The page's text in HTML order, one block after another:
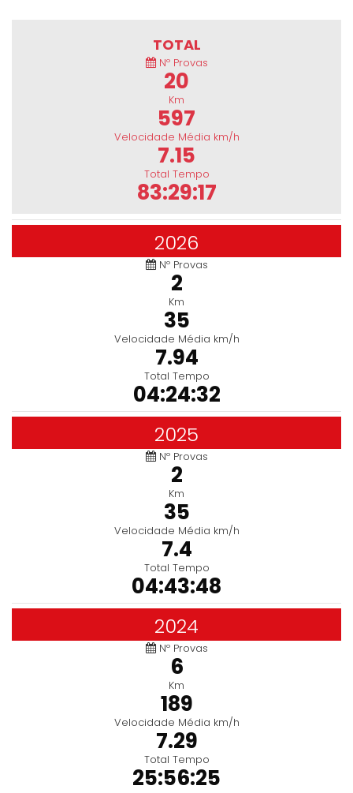
TOTAL
Nº Provas
20
Km
597
Velocidade Média km/h
7.15
Total Tempo
83:29:17
2026
Nº Provas
2
Km
35
Velocidade Média km/h
7.94
Total Tempo
04:24:32
2025
Nº Provas
2
Km
35
Velocidade Média km/h
7.4
Total Tempo
04:43:48
2024
Nº Provas
6
Km
189
Velocidade Média km/h
7.29
Total Tempo
25:56:25